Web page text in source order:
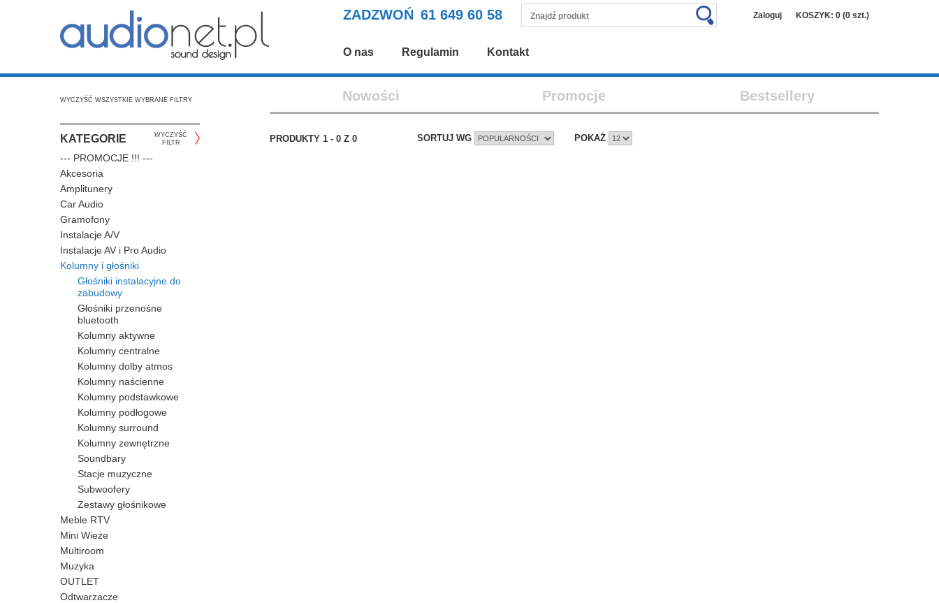
ZADZWOŃ 61 649 60 58 Zaloguj KOSZYK: 0 (0 szt.)
O nas Regulamin Kontakt
WYCZYŚĆ WSZYSTKIE WYBRANE FILTRY
KATEGORIE
WYCZYŚĆ
FILTR
--- PROMOCJE !!! ---
Akcesoria
Amplitunery
Car Audio
Gramofony
Instalacje A/V
Instalacje AV i Pro Audio
Kolumny i głośniki
Głośniki instalacyjne do
zabudowy
Głośniki przenośne
bluetooth
Kolumny aktywne
Kolumny centralne
Kolumny dolby atmos
Kolumny naścienne
Kolumny podstawkowe
Kolumny podłogowe
Kolumny surround
Kolumny zewnętrzne
Soundbary
Stacje muzyczne
Subwoofery
Zestawy głośnikowe
Meble RTV
Mini Wieże
Multiroom
Muzyka
OUTLET
Odtwarzacze
Nowości Promocje Bestsellery
PRODUKTY 1 - 0 Z 0 SORTUJ WG POKAŻ